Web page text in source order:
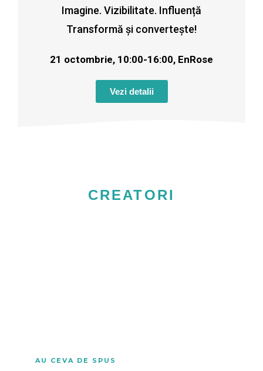
Imagine. Vizibilitate. Influență
Transformă și convertește!
21 octombrie, 10:00-16:00, EnRose
Vezi detalii
CREATORI
AU CEVA DE SPUS